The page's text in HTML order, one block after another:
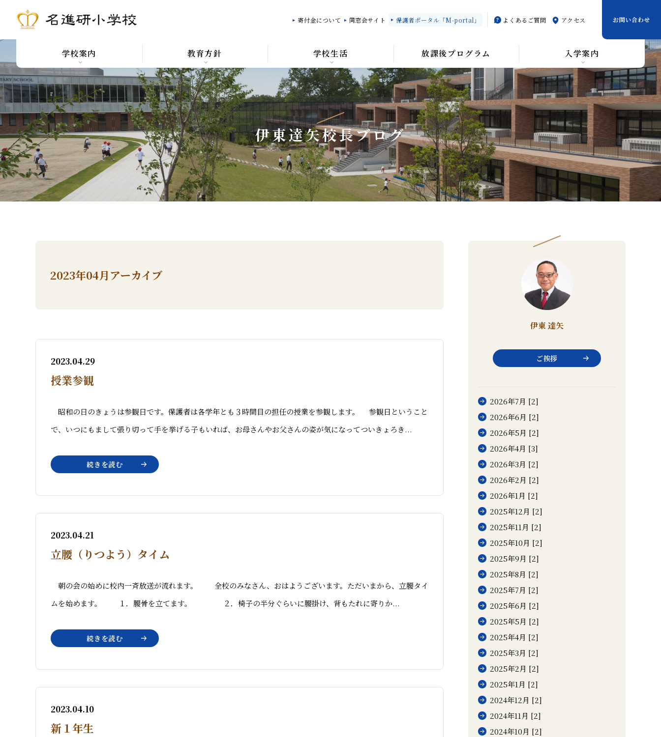
寄付金について 同窓会サイト 保護者ポータル「M-portal」 よくあるご質問 アクセス お問い合わせ
学校案内 教育方針 学校生活 放課後プログラム 入学案内
伊東達矢校長ブログ
2023年04月アーカイブ
2023.04.29
授業参観
昭和の日のきょうは参観日です。保護者は各学年とも３時間目の担任の授業を参観します。 参観日ということ
で、いつにもまして張り切って手を挙げる子もいれば、お母さんやお父さんの姿が気になってついきょろき...
続きを読む
2023.04.21
立腰（りつよう）タイム
朝の会の始めに校内一斉放送が流れます。 全校のみなさん、おはようございます。ただいまから、立腰タイ
ムを始めます。 １．腰骨を立てます。 ２．椅子の半分ぐらいに腰掛け、背もたれに寄りか...
続きを読む
2023.04.10
新１年生
伊東 達矢
ご挨拶
2026年7月 [2]
2026年6月 [2]
2026年5月 [2]
2026年4月 [3]
2026年3月 [2]
2026年2月 [2]
2026年1月 [2]
2025年12月 [2]
2025年11月 [2]
2025年10月 [2]
2025年9月 [2]
2025年8月 [2]
2025年7月 [2]
2025年6月 [2]
2025年5月 [2]
2025年4月 [2]
2025年3月 [2]
2025年2月 [2]
2025年1月 [2]
2024年12月 [2]
2024年11月 [2]
2024年10月 [2]